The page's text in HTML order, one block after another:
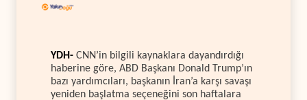
YDH- CNN’in bilgili kaynaklara dayandırdığı
haberine göre, ABD Başkanı Donald Trump’ın
bazı yardımcıları, başkanın İran’a karşı savaşı
yeniden başlatma seçeneğini son haftalara